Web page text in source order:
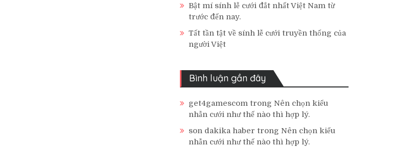
Bật mí sính lễ cưới đắt nhất Việt Nam từ
trước đến nay.
Tất tần tật về sính lễ cưới truyền thống của
người Việt
Bình luận gần đây
get4gamescom trong Nên chọn kiểu
nhẫn cưới như thế nào thì hợp lý.
son dakika haber trong Nên chọn kiểu
nhẫn cưới như thế nào thì hợp lý.